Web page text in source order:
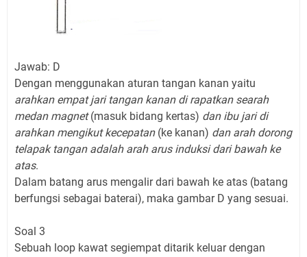
Jawab: D
Dengan menggunakan aturan tangan kanan yaitu
arahkan empat jari tangan kanan di rapatkan searah
medan magnet(masuk bidang kertas) dan ibu jari di
arahkan mengikut kecepatan (ke kanan) dan arah dorong
telapak tangan adalah arah arus induksi dari bawah ke
atas.
Dalam batang arus mengalir dari bawah ke atas (batang
berfungsi sebagai baterai), maka gambar D yang sesuai.
Soal 3
Sebuah loop kawat segiempat ditarik keluar dengan